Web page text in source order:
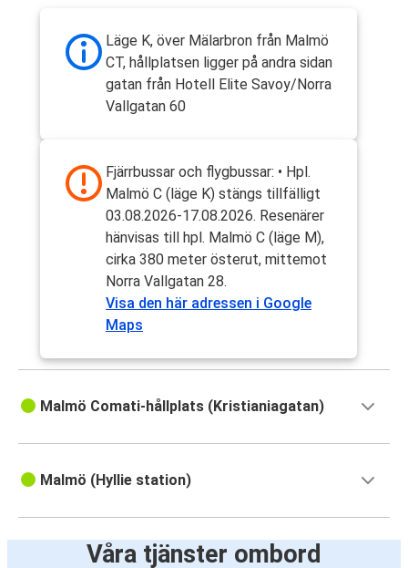
Läge K, över Mälarbron från Malmö
CT, hållplatsen ligger på andra sidan
gatan från Hotell Elite Savoy/Norra
Vallgatan 60
Fjärrbussar och flygbussar: • Hpl.
Malmö C (läge K) stängs tillfälligt
03.08.2026-17.08.2026. Resenärer
hänvisas till hpl. Malmö C (läge M),
cirka 380 meter österut, mittemot
Norra Vallgatan 28.
Visa den här adressen i Google
Maps
Malmö Comati-hållplats (Kristianiagatan)
Malmö (Hyllie station)
Våra tjänster ombord